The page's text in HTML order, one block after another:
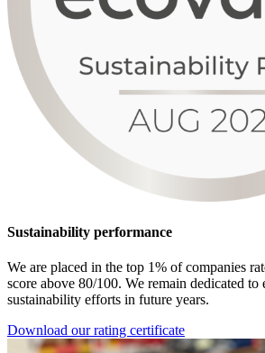
Sustainability performance
We are placed in the top 1% of companies
score above 80/100. We remain dedicated to
sustainability efforts in future years.
Download our rating certificate